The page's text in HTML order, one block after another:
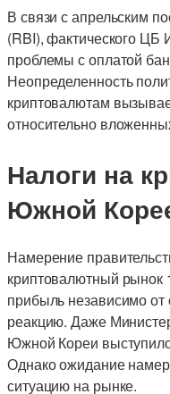
В связи с апрельским
(RBI), фактического ЦБ
проблемы с оплатой
Неопределенность
криптовалютам
относительно
Налоги на
Южной
Намерение
криптовалютный
прибыль независимо
реакцию. Даже
Южной Кореи
Однако ожидание
ситуацию на рынке.